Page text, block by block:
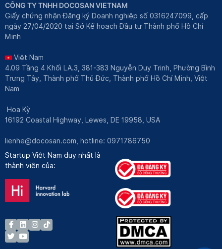
CÔNG TY TNHH DOCOSAN VIETNAM
Giấy chứng nhận Đăng ký Doanh nghiệp số 0316247099, cấp
ngày 27/04/2020 tại Sở Kế hoạch Đầu tư Thành phố Hồ Chí
Minh
Việt Nam
4.09 Tầng 4 Khối LA.3, 381-383 Nguyễn Duy Trinh, Phường Bình
Trưng Tây, Thành phố Thủ Đức, Thành phố Hồ Chí Minh, Việt
Nam
Hoa Kỳ
16192 Coastal Highway, Lewes, DE 19958, USA
lienhe@docosan.com, hotline: 0971786750
Startup Việt Nam duy nhất là
thành viên của: